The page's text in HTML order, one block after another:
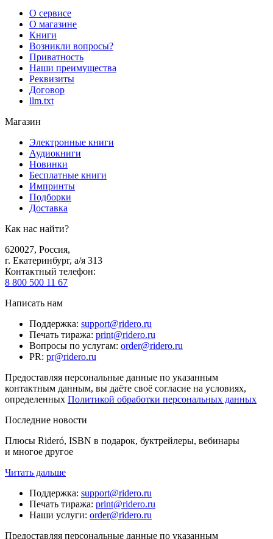
О сервисе
О магазине
Книги
Возникли вопросы?
Приватность
Наши преимущества
Реквизиты
Договор
llm.txt
Магазин
Электронные книги
Аудиокниги
Новинки
Бесплатные книги
Импринты
Подборки
Доставка
Как нас найти?
620027, Россия,
г. Екатеринбург, а/я 313
Контактный телефон:
8 800 500 11 67
Написать нам
Поддержка: support@ridero.ru
Печать тиража: print@ridero.ru
Вопросы по услугам: order@ridero.ru
PR: pr@ridero.ru
Предоставляя персональные данные по указанным
контактным данным, вы даёте своё согласие на условиях,
определенных Политикой обработки персональных данных
Последние новости
Плюсы Rideró, ISBN в подарок, буктрейлеры, вебинары
и многое другое
Читать дальше
Поддержка: support@ridero.ru
Печать тиража: print@ridero.ru
Наши услуги: order@ridero.ru
Предоставляя персональные данные по указанным